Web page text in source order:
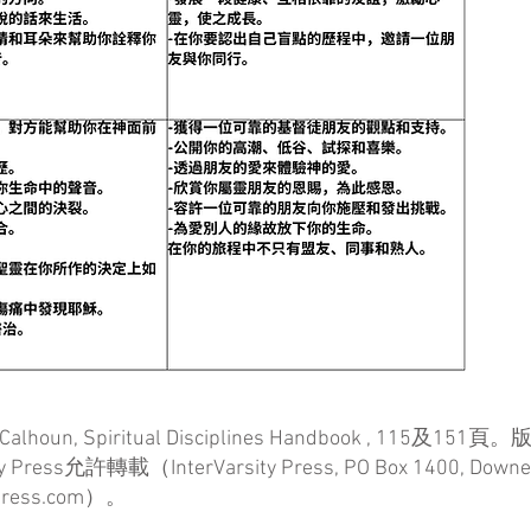
Spiritual Disciplines Handbook , 115及151頁。
允許轉載（InterVarsity Press, PO Box 1400,
）。